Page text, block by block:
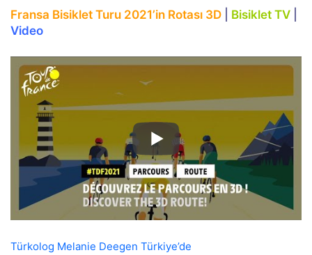
Fransa Bisiklet Turu 2021’in Rotası 3D Bisiklet TV
Video
Türkolog Melanie Deegen Türkiye’de